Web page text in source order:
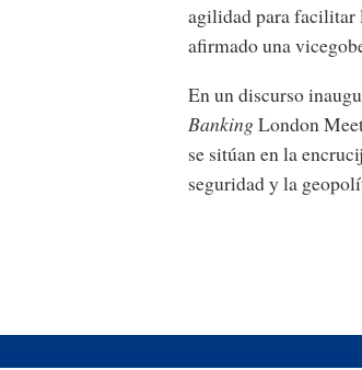
agilidad para facilitar
afirmado una
En un discurso
BankingLondon
se sitúan en la
seguridad y la